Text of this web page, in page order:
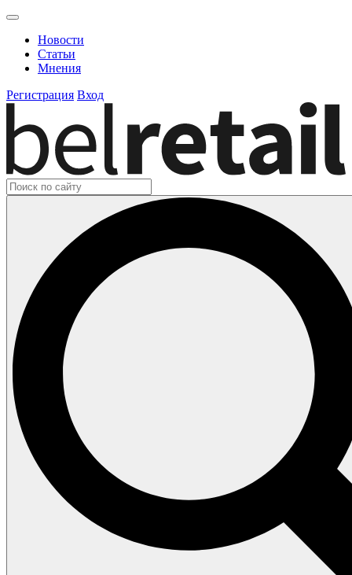
Новости
Статьи
Мнения
Регистрация Вход